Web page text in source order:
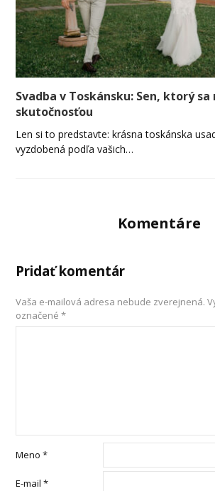
Svadba v Toskánsku: Sen, ktorý
skutočnosťou
Len si to predstavte: krásna toskánska
vyzdobená podľa vašich…
Komentáre
Pridať komentár
Vaša e-mailová adresa nebude zverejnená.
označené*
Meno*
E-mail*